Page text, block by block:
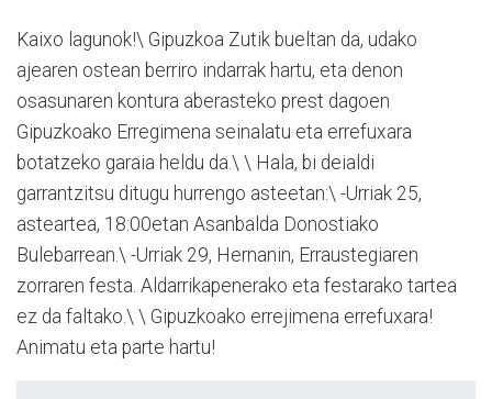
Kaixo lagunok!\ Gipuzkoa Zutik bueltan da, udako
ajearen ostean berriro indarrak hartu, eta denon
osasunaren kontura aberasteko prest dagoen
Gipuzkoako Erregimena seinalatu eta errefuxara
botatzeko garaia heldu da.\ \ Hala, bi deialdi
garrantzitsu ditugu hurrengo asteetan:\ -Urriak 25,
asteartea, 18:00etan Asanbalda Donostiako
Bulebarrean.\ -Urriak 29, Hernanin, Erraustegiaren
zorraren festa. Aldarrikapenerako eta festarako tartea
ez da faltako.\ \ Gipuzkoako errejimena errefuxara!
Animatu eta parte hartu!